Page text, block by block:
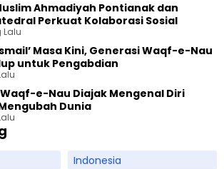
Ahmadiyah Pontianak dan
Perkuat Kolaborasi Sosial
Lalu
Masa Kini, Generasi Waqf-e-Nau
untuk Pengabdian
e-Nau Diajak Mengenal Diri
Dunia
Indonesia